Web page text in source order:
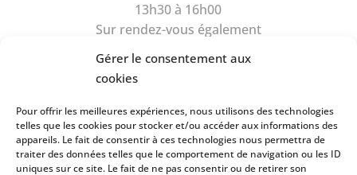
Gérer le consentement aux
cookies
Pour offrir les meilleures expériences, nous utilisons des technologies
telles que les cookies pour stocker et/ou accéder aux informations des
appareils. Le fait de consentir à ces technologies nous permettra de
traiter des données telles que le comportement de navigation ou les ID
uniques sur ce site. Le fait de ne pas consentir ou de retirer son
13h30 à 16h00
Sur rendez-vous également
Rue du Camus 6
1470 Estavayer-le-Lac